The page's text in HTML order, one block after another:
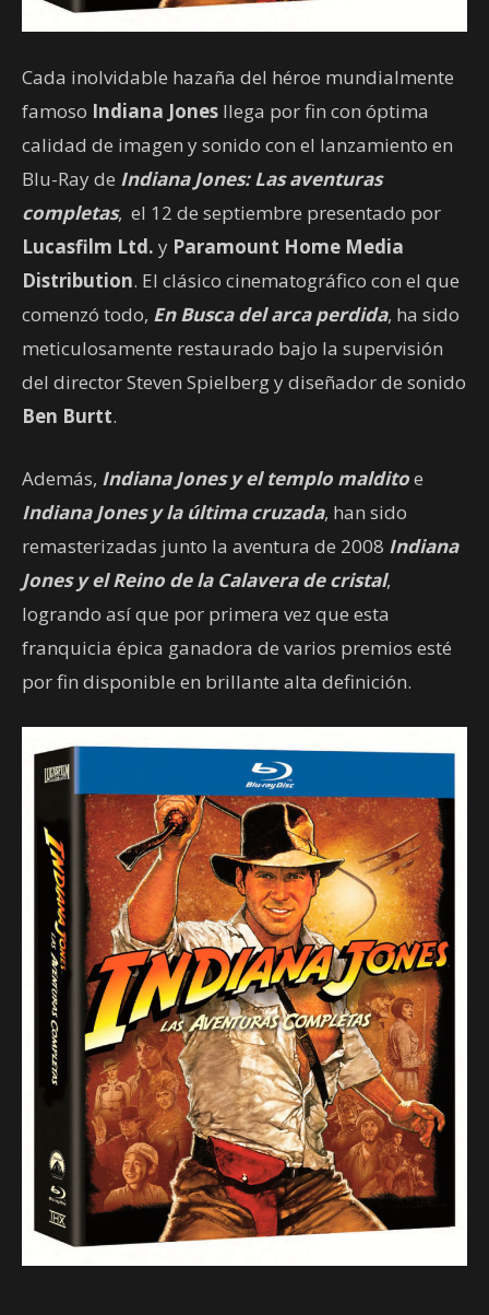
Cada inolvidable hazaña del héroe mundialmente
famoso Indiana Jones llega por fin con óptima
calidad de imagen y sonido con el lanzamiento en
Blu-Ray de Indiana Jones: Las aventuras
completas, el 12 de septiembre presentado por
Lucasfilm Ltd. y Paramount Home Media
Distribution. El clásico cinematográfico con el que
comenzó todo, En Busca del arca perdida, ha sido
meticulosamente restaurado bajo la supervisión
del director Steven Spielberg y diseñador de sonido
Ben Burtt.
Además, Indiana Jones y el templo malditoe
Indiana Jones y la última cruzada, han sido
remasterizadas junto la aventura de 2008 Indiana
Jones y el Reino de la Calavera de cristal,
logrando así que por primera vez que esta
franquicia épica ganadora de varios premios esté
por fin disponible en brillante alta definición.